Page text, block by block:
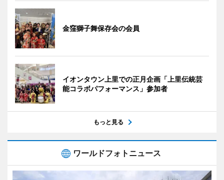
金窪獅子舞保存会の会員
イオンタウン上里での正月企画「上里伝統芸
能コラボパフォーマンス」参加者
もっと見る
ワールドフォトニュース